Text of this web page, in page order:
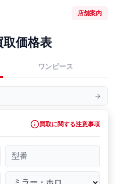
店舗案内
価格表
ワンピース
買取に関する注意事項
型番